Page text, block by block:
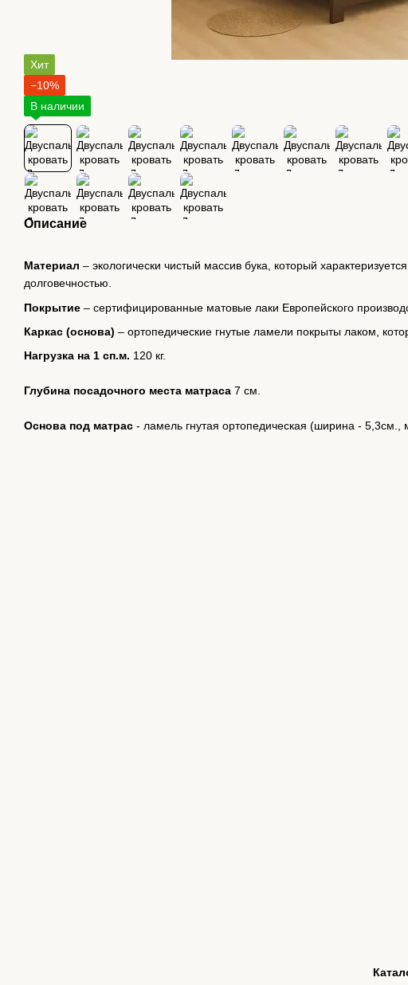
Хит
−10%
В наличии
Описание
Материал – экологически чистый массив бука, который
долговечностью.
Покрытие – сертифицированные матовые лаки Европейского
Каркас (основа) – ортопедические гнутые ламели покрыты лаком,
Нагрузка на 1 сп.м. 120 кг.
Глубина посадочного места матраса 7 см.
Основа под матрас - ламель гнутая ортопедическая (ширина -